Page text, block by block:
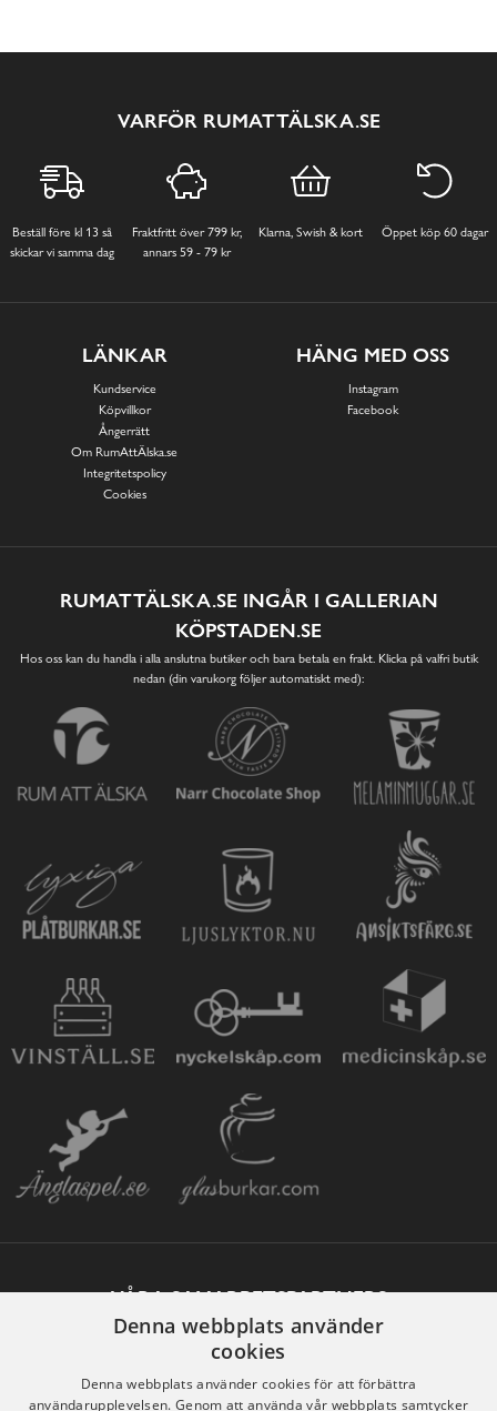
VARFÖR RUMATTÄLSKA.SE
Beställ före kl 13 så
skickar vi samma dag
Fraktfritt över 799 kr,
annars 59 - 79 kr
Klarna, Swish & kort Öppet köp 60 dagar
LÄNKAR
Kundservice
Köpvillkor
Ångerrätt
Om RumAttÄlska.se
Integritetspolicy
Cookies
HÄNG MED OSS
Instagram
Facebook
RUMATTÄLSKA.SE INGÅR I GALLERIAN
KÖPSTADEN.SE
Hos oss kan du handla i alla anslutna butiker och bara betala en frakt. Klicka på valfri butik
nedan (din varukorg följer automatiskt med):
VÅRA SAMARBETSPARTNERS
Denna webbplats använder
cookies
Denna webbplats använder cookies för att förbättra
användarupplevelsen. Genom att använda vår webbplats samtycker